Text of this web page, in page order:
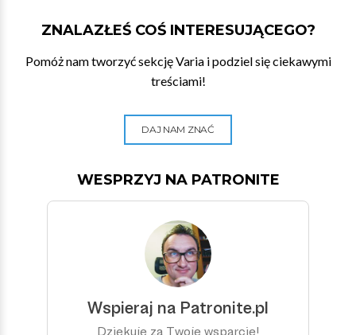
ZNALAZŁEŚ COŚ INTERESUJĄCEGO?
Pomóż nam tworzyć sekcję Varia i podziel się ciekawymi
treściami!
DAJ NAM ZNAĆ
WESPRZYJ NA PATRONITE